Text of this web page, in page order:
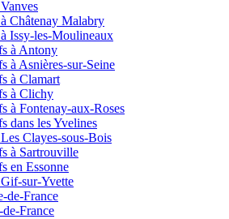
Châtenay Malabry
Issy-les-Moulineaux
à Antony
à Asnières-sur-Seine
à Clamart
à Clichy
à Fontenay-aux-Roses
dans les Yvelines
Clayes-sous-Bois
à Sartrouville
en Essonne
sur-Yvette
de-France
France